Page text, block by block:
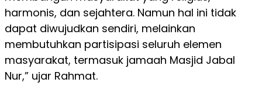
harmonis, dan sejahtera. Namun hal ini tidak
dapat diwujudkan sendiri, melainkan
membutuhkan partisipasi seluruh elemen
masyarakat, termasuk jamaah Masjid Jabal
Nur,” ujar Rahmat.